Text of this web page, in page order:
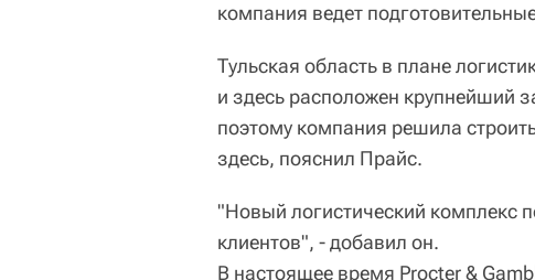
компания ведет
Тульская область в плане
и здесь расположен крупнейший
поэтому компания решила
здесь, пояснил Прайс.
"Новый логистический комплекс
клиентов", - добавил он.
В настоящее время Procter &